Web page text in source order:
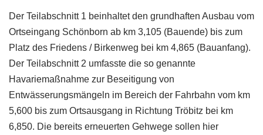
Der Teilabschnitt 1 beinhaltet den grundhaften Ausbau vom
Ortseingang Schönborn ab km 3,105 (Bauende) bis zum
Platz des Friedens / Birkenweg bei km 4,865 (Bauanfang).
Der Teilabschnitt 2 umfasste die so genannte
Havariemaßnahme zur Beseitigung von
Entwässerungsmängeln im Bereich der Fahrbahn vom km
5,600 bis zum Ortsausgang in Richtung Tröbitz bei km
6,850. Die bereits erneuerten Gehwege sollen hier